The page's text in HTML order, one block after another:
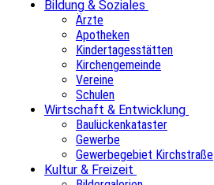
Bildung & Soziales
Ärzte
Apotheken
Kindertagesstätten
Kirchengemeinde
Vereine
Schulen
Wirtschaft & Entwicklung
Baulückenkataster
Gewerbe
Gewerbegebiet Kirchstraße
Kultur & Freizeit